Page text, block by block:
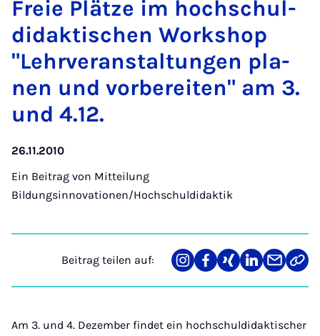
Freie Plät­ze im hoch­schul­
di­dak­ti­schen Work­shop
"Lehr­ver­an­stal­tun­gen pla­
nen und vor­be­rei­ten" am 3.
und 4.12.
26.11.2010
Ein Beitrag von Mitteilung
Bildungsinnovationen/Hochschuldidaktik
Beitrag teilen auf:
Teilen
auf
Teilen
auf
Teilen
auf
Teilen
auf
Teilen
über
Mail
Link
Am 3. und 4. Dezember findet ein hochschuldidaktischer